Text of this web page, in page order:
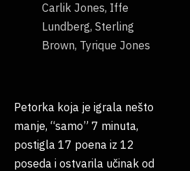
Carlik Jones, Iffe
Lundberg, Sterling
Brown, Tyrique Jones
Petorka koja je igrala nešto
manje, “samo” 7 minuta,
postigla 17 poena iz 12
poseda i ostvarila učinak od